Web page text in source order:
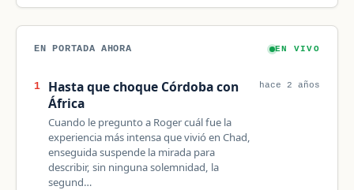
EN PORTADA AHORA EN VIVO
1
Hasta que choque Córdoba con
África
Cuando le pregunto a Roger cuál fue la
experiencia más intensa que vivió en Chad,
enseguida suspende la mirada para
describir, sin ninguna solemnidad, la
segund…
hace 2 años